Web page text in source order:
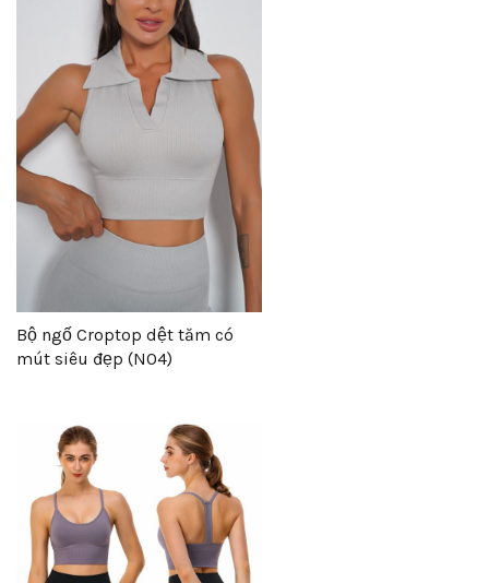
Bộ ngố Croptop dệt tăm có
mút siêu đẹp (N04)